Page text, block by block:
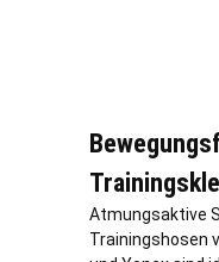
Atmungsaktive
Trainingshosen